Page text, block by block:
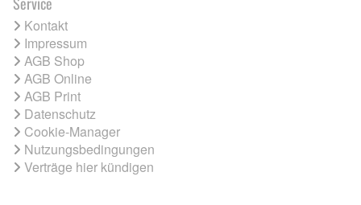
Kontakt
Impressum
AGB Shop
AGB Online
AGB Print
Datenschutz
Cookie-Manager
Nutzungsbedingungen
Verträge hier kündigen